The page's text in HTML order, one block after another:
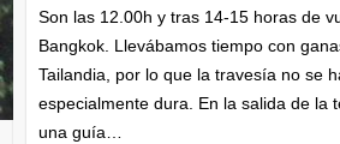
Son las 12.00h y tras 14-15 horas de
Bangkok. Llevábamos tiempo con
Tailandia, por lo que la travesía no se
especialmente dura. En la salida de la
una guía…